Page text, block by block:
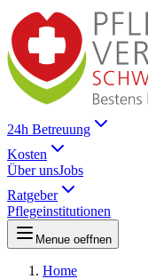
24h Betreuung
Kosten
Über unsJobs
Ratgeber
Pflegeinstitutionen
Menue oeffnen
Home